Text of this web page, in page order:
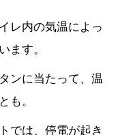
レ内の気温によっ
ます。
ンに当たって、温
も。
では、停電が起き